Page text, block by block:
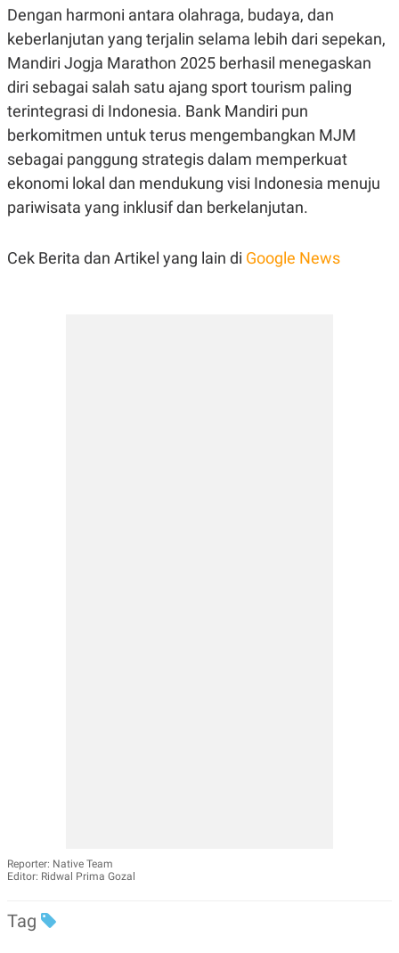
Dengan harmoni antara olahraga, budaya, dan
keberlanjutan yang terjalin selama lebih dari sepekan,
Mandiri Jogja Marathon 2025 berhasil menegaskan
diri sebagai salah satu ajang sport tourism paling
terintegrasi di Indonesia. Bank Mandiri pun
berkomitmen untuk terus mengembangkan MJM
sebagai panggung strategis dalam memperkuat
ekonomi lokal dan mendukung visi Indonesia menuju
pariwisata yang inklusif dan berkelanjutan.
Cek Berita dan Artikel yang lain di Google News
Reporter: Native Team
Editor: Ridwal Prima Gozal
Tag